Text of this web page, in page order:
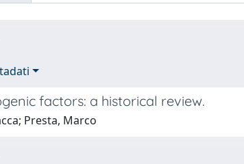
factors: a historical review.
Presta, Marco